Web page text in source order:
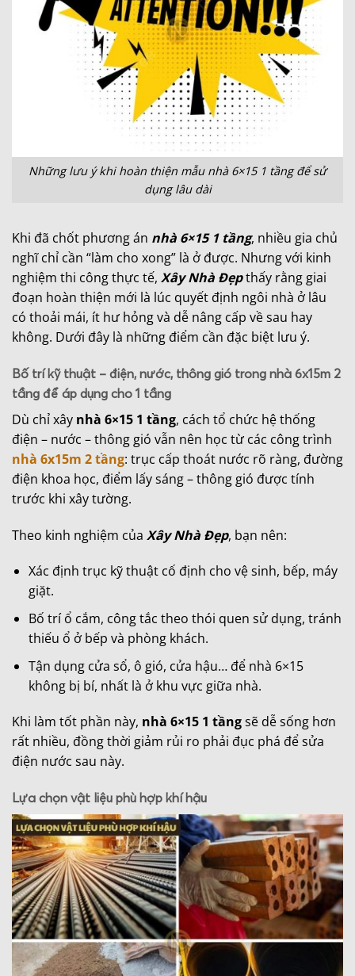
Những lưu ý khi hoàn thiện mẫu nhà 6×15 1 tầng để sử
dụng lâu dài
Khi đã chốt phương án nhà 6×15 1 tầng, nhiều gia chủ
nghĩ chỉ cần “làm cho xong” là ở được. Nhưng với kinh
nghiệm thi công thực tế, Xây Nhà Đẹpthấy rằng giai
đoạn hoàn thiện mới là lúc quyết định ngôi nhà ở lâu
có thoải mái, ít hư hỏng và dễ nâng cấp về sau hay
không. Dưới đây là những điểm cần đặc biệt lưu ý.
Bố trí kỹ thuật – điện, nước, thông gió trong nhà 6x15m 2
tầng để áp dụng cho 1 tầng
Dù chỉ xây nhà 6×15 1 tầng, cách tổ chức hệ thống
điện – nước – thông gió vẫn nên học từ các công trình
nhà 6x15m 2 tầng: trục cấp thoát nước rõ ràng, đường
điện khoa học, điểm lấy sáng – thông gió được tính
trước khi xây tường.
Theo kinh nghiệm của Xây Nhà Đẹp, bạn nên:
Xác định trục kỹ thuật cố định cho vệ sinh, bếp, máy
giặt.
Bố trí ổ cắm, công tắc theo thói quen sử dụng, tránh
thiếu ổ ở bếp và phòng khách.
Tận dụng cửa sổ, ô gió, cửa hậu… để nhà 6×15
không bị bí, nhất là ở khu vực giữa nhà.
Khi làm tốt phần này, nhà 6×15 1 tầngsẽ dễ sống hơn
rất nhiều, đồng thời giảm rủi ro phải đục phá để sửa
điện nước sau này.
Lựa chọn vật liệu phù hợp khí hậu